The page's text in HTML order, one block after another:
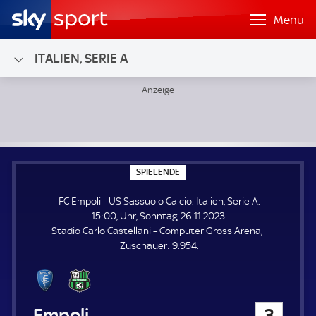
Menü
ITALIEN, SERIE A
SPIELENDE
P
E
L
E
N
D
E
FC Empoli - US Sassuolo Calcio. Italien, Serie A.
15:00, Uhr, Sonntag, 26.11.2023.
Stadio Carlo Castellani – Computer Gross Arena
Zuschauer: Z
9.954.